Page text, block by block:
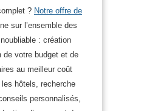
? Notre offre de
sur l’ensemble des
: création
de votre budget et de
au meilleur coût
hôtels, recherche
personnalisés,